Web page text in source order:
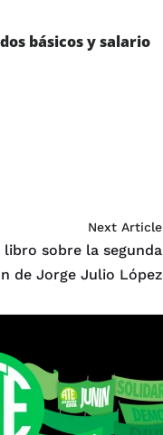
básicos y salario
Next Article
libro sobre la segunda
de Jorge Julio López